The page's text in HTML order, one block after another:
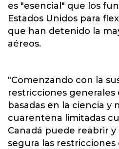
es "esencial" que los
Estados Unidos para
que han detenido la
aéreos.
"Comenzando con la
restricciones
basadas en la ciencia y
cuarentena limitadas
Canadá puede reabrir y
segura las restricciones